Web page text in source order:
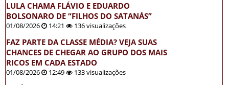
LULA CHAMA FLÁVIO E EDUARDO
BOLSONARO DE “FILHOS DO SATANÁS”
01/08/2026 14:21 136 visualizações
FAZ PARTE DA CLASSE MÉDIA? VEJA SUAS
CHANCES DE CHEGAR AO GRUPO DOS MAIS
RICOS EM CADA ESTADO
01/08/2026 12:49 133 visualizações